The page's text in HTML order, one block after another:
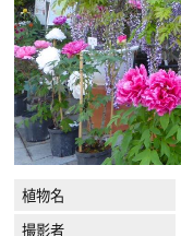
植物名
撮影者